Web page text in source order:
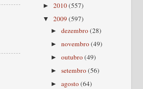
► 2010(557)
▼ 2009(597)
►dezembro(28)
►novembro(49)
►outubro(49)
►setembro(56)
►agosto(64)